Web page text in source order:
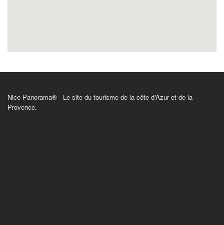
Nice Panorama® - Le site du tourisme de la côte d'Azur et de la
Provence.